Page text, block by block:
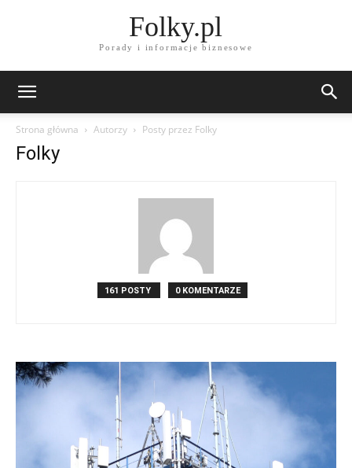
Folky.pl
Porady i informacje biznesowe
Strona główna Autorzy Posty przez Folky
Folky
161 POSTY 0 KOMENTARZE